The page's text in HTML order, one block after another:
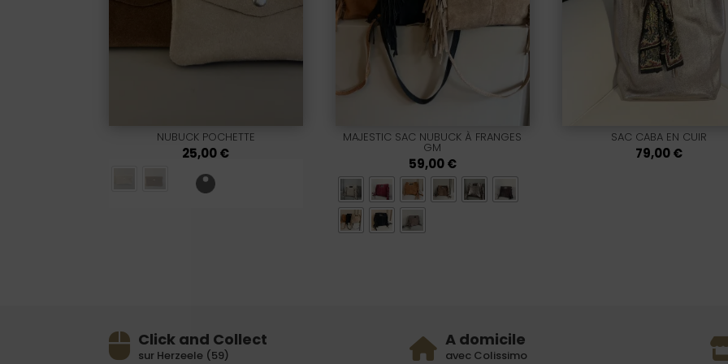
NUBUCK POCHETTE
25,00€
MAJESTIC SAC NUBUCK À FRANGES
GM
59,00€
SAC CABA EN CUIR
79,00€
Click and Collect
sur Herzeele (59)
A domicile
avec Colissimo